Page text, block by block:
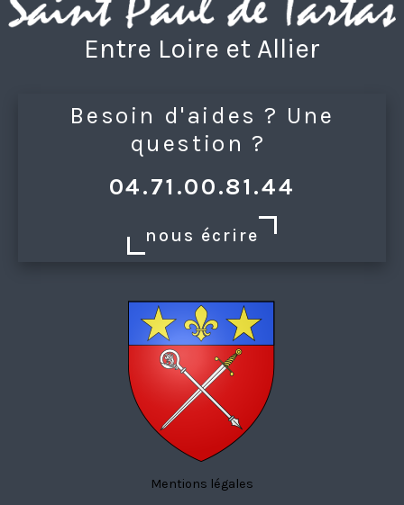
Entre Loire et Allier
Besoin d'aides ? Une
question ?
04.71.00.81.44
nous écrire
Mentions légales